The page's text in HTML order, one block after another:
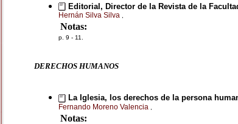
Editorial, Director de la Revista de la
Hernán Silva Silva
Notas:
p. 9 - 11.
DERECHOS HUMANOS
La Iglesia, los derechos de la persona
Fernando Moreno Valencia
Notas: